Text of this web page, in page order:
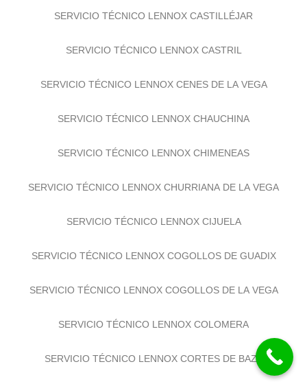
SERVICIO TÉCNICO LENNOX CASTILLÉJAR
SERVICIO TÉCNICO LENNOX CASTRIL
SERVICIO TÉCNICO LENNOX CENES DE LA VEGA
SERVICIO TÉCNICO LENNOX CHAUCHINA
SERVICIO TÉCNICO LENNOX CHIMENEAS
SERVICIO TÉCNICO LENNOX CHURRIANA DE LA VEGA
SERVICIO TÉCNICO LENNOX CIJUELA
SERVICIO TÉCNICO LENNOX COGOLLOS DE GUADIX
SERVICIO TÉCNICO LENNOX COGOLLOS DE LA VEGA
SERVICIO TÉCNICO LENNOX COLOMERA
SERVICIO TÉCNICO LENNOX CORTES DE BAZA